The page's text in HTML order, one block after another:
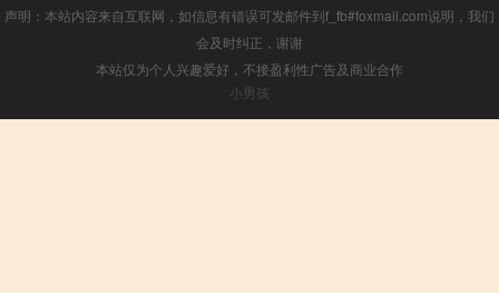
声明：本站内容来自互联网，如信息有错误可发邮件到f_fb#foxmail.com说明，我们
会及时纠正，谢谢
本站仅为个人兴趣爱好，不接盈利性广告及商业合作
小男孩